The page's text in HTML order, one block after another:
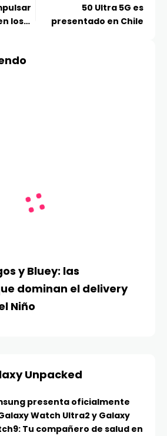
los
50 Ultra 5G es
presentado en Chile
y Bluey: las
dominan el delivery
Niño
Unpacked
presenta oficialmente
Watch Ultra2 y Galaxy
Tu compañero de salud en